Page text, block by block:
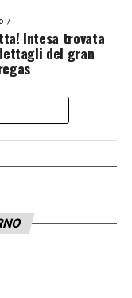
Intesa trovata
del gran